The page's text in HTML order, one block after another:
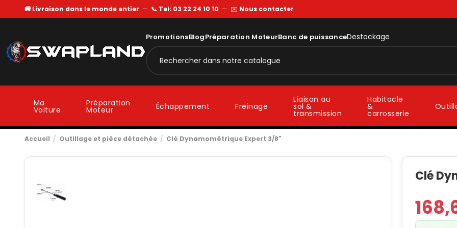
🚚 Livraison dans le monde entier — 📞 Tel: 03 22 24 10 10 — ✉️ Nous contacter
PromotionsBlogPréparation MoteurBanc de puissanceDestockage
Ma
Voiture
Préparation
Moteur Échappement Freinage
Liaison au
sol &
transmission
Habitacle
&
carrosserie
Accueil Outillage et pièce détachée Clé Dynamométrique Expert 3/8"
Clé